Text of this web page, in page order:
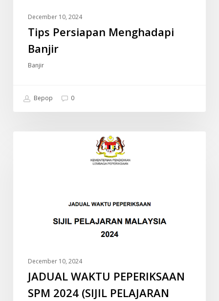
December 10, 2024
Tips Persiapan Menghadapi
Banjir
Banjir
Bepop 0
December 10, 2024
JADUAL WAKTU PEPERIKSAAN
SPM 2024 (SIJIL PELAJARAN